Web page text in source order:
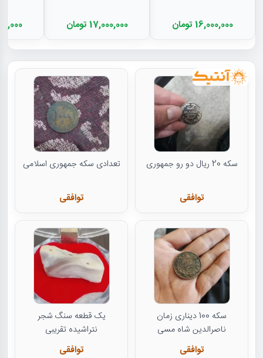
16,000,000 تومان 17,000,000 تومان
سکه 20 ریال دو رو جمهوری
توافقی
تعدادی سکه جمهوری اسلامی
توافقی
سکه 100 دیناری زمان
ناصرالدین شاه مسی
توافقی
یک قطعه سنگ شجر
نتراشیده تقریبی
توافقی